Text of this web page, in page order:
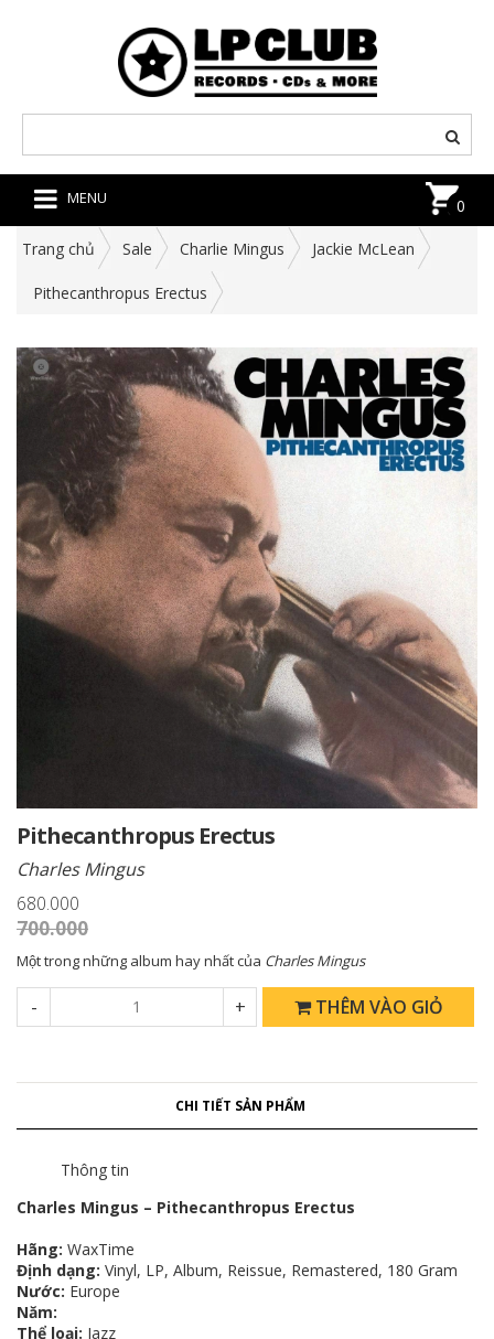
MENU 0
Trang chủ Sale Charlie Mingus Jackie McLean
Pithecanthropus Erectus
Pithecanthropus Erectus
Charles Mingus
680.000
700.000
Một trong những album hay nhất của Charles Mingus
+
- THÊM VÀO GIỎ
CHI TIẾT SẢN PHẨM
Thông tin
Charles Mingus ‎– Pithecanthropus Erectus
Hãng: WaxTime ‎
Định dạng: Vinyl, LP, Album, Reissue, Remastered, 180 Gram
Nước: Europe
Năm:
Thể loại: Jazz